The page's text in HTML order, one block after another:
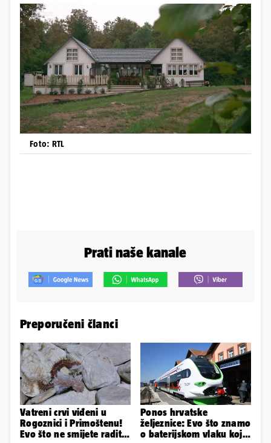
Foto: RTL
Prati naše kanale
Preporučeni članci
Vatreni crvi viđeni u
Rogoznici i Primoštenu!
Evo što ne smijete raditi
Ponos hrvatske
željeznice: Evo što znamo
o baterijskom vlaku koji